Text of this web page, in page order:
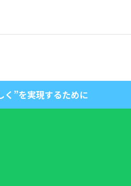
く”を実現するために